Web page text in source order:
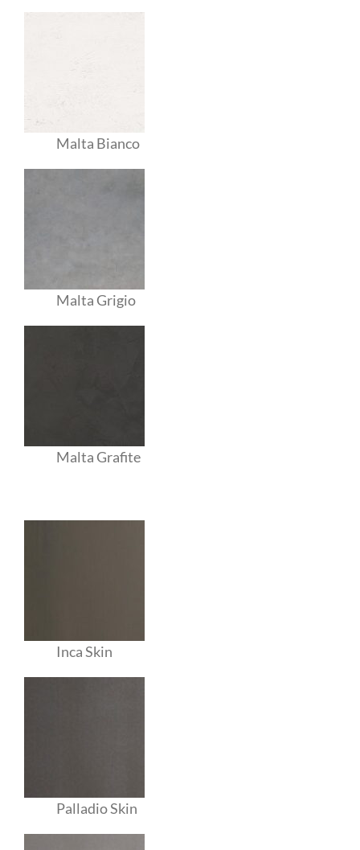
Malta Bianco
Malta Grigio
Malta Grafite
Inca Skin
Palladio Skin